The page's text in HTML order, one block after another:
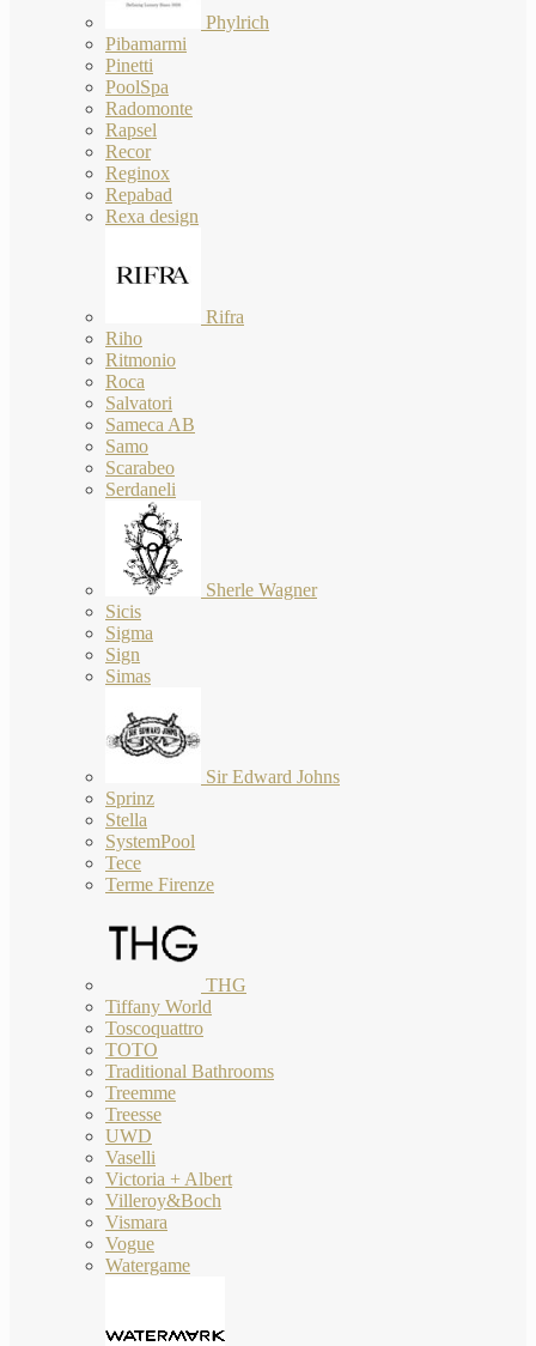
Phylrich
Pibamarmi
Pinetti
PoolSpa
Radomonte
Rapsel
Recor
Reginox
Repabad
Rexa design
Rifra
Riho
Ritmonio
Roca
Salvatori
Sameca AB
Samo
Scarabeo
Serdaneli
Sherle Wagner
Sicis
Sigma
Sign
Simas
Sir Edward Johns
Sprinz
Stella
SystemPool
Tece
Terme Firenze
THG
Tiffany World
Toscoquattro
TOTO
Traditional Bathrooms
Treemme
Treesse
UWD
Vaselli
Victoria + Albert
Villeroy&Boch
Vismara
Vogue
Watergame